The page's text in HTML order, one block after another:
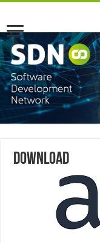
download